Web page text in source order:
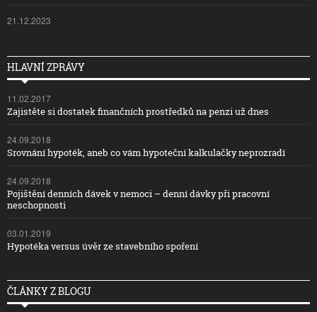
21.12.2023
HLAVNÍ ZPRÁVY
11.02.2017
Zajistěte si dostatek finančních prostředků na penzi už dnes
24.09.2018
Srovnání hypoték, aneb co vám hypoteční kalkulačky neprozradí
24.09.2018
Pojištění denních dávek v nemoci – denní dávky při pracovní
neschopnosti
03.01.2019
Hypotéka versus úvěr ze stavebního spoření
ČLÁNKY Z BLOGU